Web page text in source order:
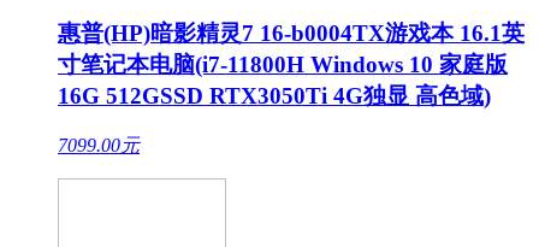
惠普(HP)暗影精灵7 16-b0004TX游戏本 16.1英
寸笔记本电脑(i7-11800H Windows 10 家庭版
16G 512GSSD RTX3050Ti 4G独显 高色域)
7099.00元